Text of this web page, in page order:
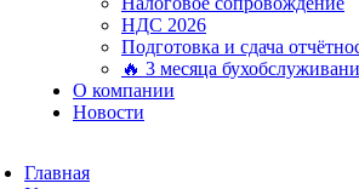
НДС 2026
Подготовка и сдача
🔥 3 месяца
О компании
Новости
Главная